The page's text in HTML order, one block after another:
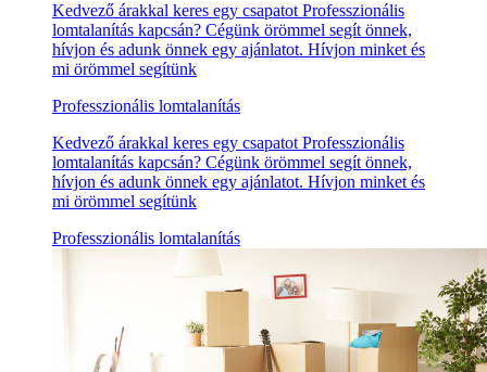
Kedvező árakkal keres egy csapatot Professzionális
lomtalanítás kapcsán? Cégünk örömmel segít önnek,
hívjon és adunk önnek egy ajánlatot. Hívjon minket és
mi örömmel segítünk
Professzionális lomtalanítás
Kedvező árakkal keres egy csapatot Professzionális
lomtalanítás kapcsán? Cégünk örömmel segít önnek,
hívjon és adunk önnek egy ajánlatot. Hívjon minket és
mi örömmel segítünk
Professzionális lomtalanítás